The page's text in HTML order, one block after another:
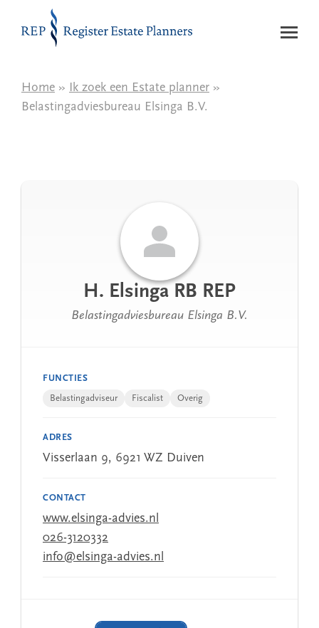
Naar de inhoud
Home » Ik zoek een Estate planner »
Belastingadviesbureau Elsinga B.V.
H. Elsinga RB REP
Belastingadviesbureau Elsinga B.V.
FUNCTIES
Belastingadviseur Fiscalist Overig
ADRES
Visserlaan 9, 6921 WZ Duiven
CONTACT
www.elsinga-advies.nl
026-3120332
info@elsinga-advies.nl